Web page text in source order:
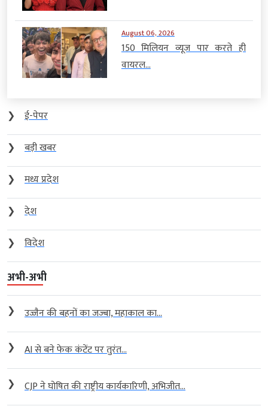
August 06, 2026
150 मिलियन व्यूज पार करते ही
वायरल...
❯
ई-पेपर
❯
बड़ी खबर
❯
मध्य प्रदेश
❯
देश
❯
विदेश
अभी-अभी
❯ उज्जैन की बहनों का जज्बा, महाकाल का...
❯ AI से बने फेक कंटेंट पर तुरंत...
❯ CJP ने घोषित की राष्ट्रीय कार्यकारिणी, अभिजीत...